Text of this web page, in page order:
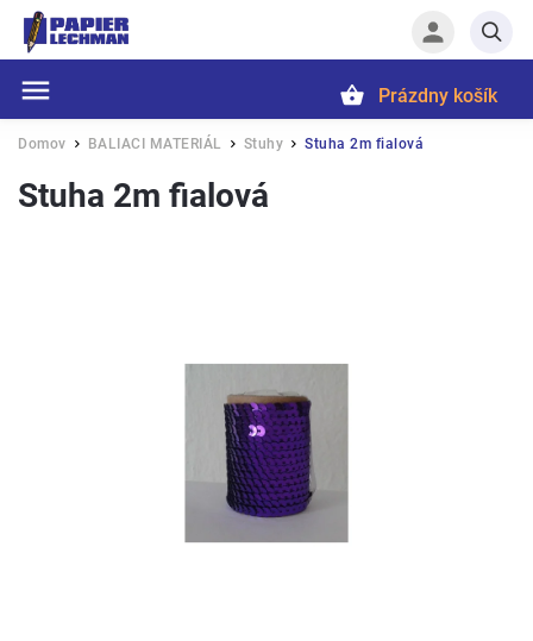
Prázdny košík
Domov / BALIACI MATERIÁL / Stuhy / Stuha 2m fialová
Stuha 2m fialová